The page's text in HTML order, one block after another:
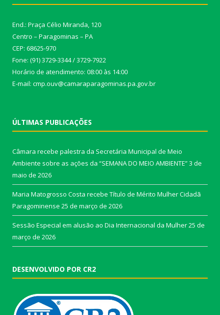
End.: Praça Célio Miranda, 120
Centro – Paragominas – PA
CEP: 68625-970
Fone: (91) 3729-3344 / 3729-7922
Horário de atendimento: 08:00 às 14:00
E-mail: cmp.ouv@camaraparagominas.pa.gov.br
ÚLTIMAS PUBLICAÇÕES
Câmara recebe palestra da Secretária Municipal de Meio
Ambiente sobre as ações da “SEMANA DO MEIO AMBIENTE”3 de
maio de 2026
Maria Matogrosso Costa recebe Título de Mérito Mulher Cidadã
Paragominense 25 de março de 2026
Sessão Especial em alusão ao Dia Internacional da Mulher25 de
março de 2026
DESENVOLVIDO POR CR2